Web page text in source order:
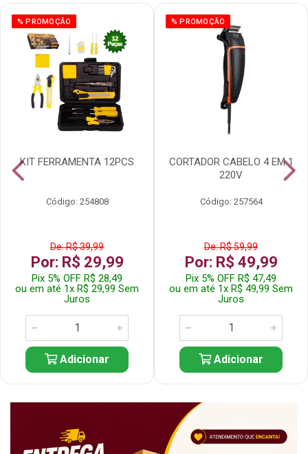
% PROMOÇÃO
KIT FERRAMENTA 12PCS
Código: 254808
De: R$ 39,99
Por: R$ 29,99
Pix 5% OFF R$ 28,49
ou em até 1x R$ 29,99 Sem
Juros
Adicionar
% PROMOÇÃO
CORTADOR CABELO 4 EM 1
220V
Código: 257564
De: R$ 59,99
Por: R$ 49,99
Pix 5% OFF R$ 47,49
ou em até 1x R$ 49,99 Sem
Juros
Adicionar